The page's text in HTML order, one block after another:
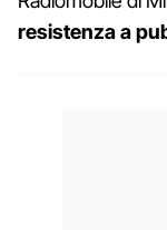
resistenza a